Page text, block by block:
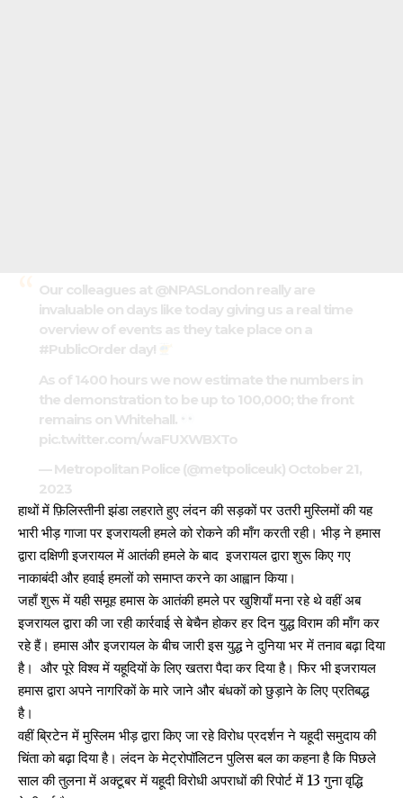
Our colleagues at @NPASLondonreally are
invaluable on days like today giving us a real time
overview of events as they take place on a
#PublicOrderday!
As of 1400 hours we now estimate the numbers in
the demonstration to be up to 100,000; the front
remains on Whitehall.
pic.twitter.com/waFUXWBXTo
— Metropolitan Police (@metpoliceuk) October 21,
2023
हाथों में फ़िलिस्तीनी झंडा लहराते हुए लंदन की सड़कों पर उतरी मुस्लिमों की यह
भारी भीड़ गाजा पर इजरायली हमले को रोकने की माँग करती रही। भीड़ ने हमास
द्वारा दक्षिणी इजरायल में आतंकी हमले के बाद इजरायल द्वारा शुरू किए गए
नाकाबंदी और हवाई हमलों को समाप्त करने का आह्वान किया।
जहाँ शुरू में यही समूह हमास के आतंकी हमले पर खुशियाँ मना रहे थे वहीं अब
इजरायल द्वारा की जा रही कार्रवाई से बेचैन होकर हर दिन युद्ध विराम की माँग कर
रहे हैं। हमास और इजरायल के बीच जारी इस युद्ध ने दुनिया भर में तनाव बढ़ा दिया
है। और पूरे विश्व में यहूदियों के लिए खतरा पैदा कर दिया है। फिर भी इजरायल
हमास द्वारा अपने नागरिकों के मारे जाने और बंधकों को छुड़ाने के लिए प्रतिबद्ध
है।
वहीं ब्रिटेन में मुस्लिम भीड़ द्वारा किए जा रहे विरोध प्रदर्शन ने यहूदी समुदाय की
चिंता को बढ़ा दिया है। लंदन के मेट्रोपॉलिटन पुलिस बल का कहना है कि पिछले
साल की तुलना में अक्टूबर में यहूदी विरोधी अपराधों की रिपोर्ट में 13 गुना वृद्धि